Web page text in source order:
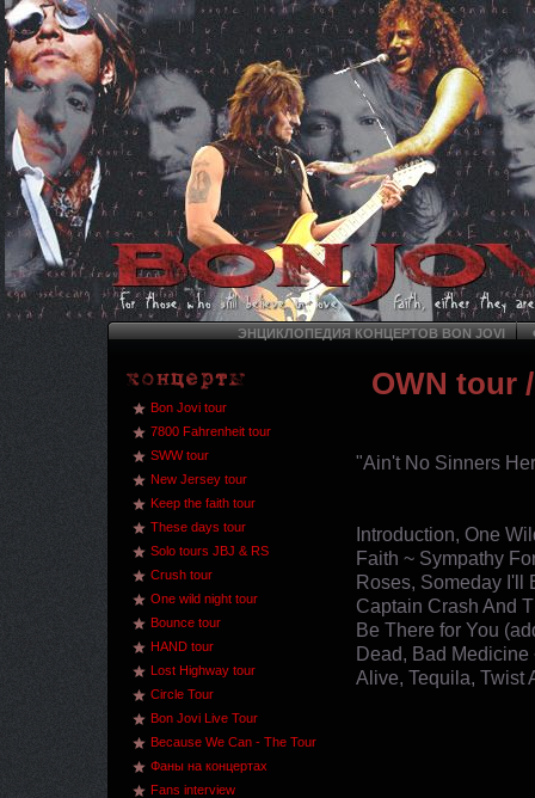
ЭНЦИКЛОПЕДИЯ КОНЦЕРТОВ BON JOVI
Bon Jovi tour
7800 Fahrenheit tour
SWW tour
New Jersey tour
Keep the faith tour
These days tour
Solo tours JBJ & RS
Crush tour
One wild night tour
Bounce tour
HAND tour
Lost Highway tour
Circle Tour
Bon Jovi Live Tour
Because We Can - The Tour
Фаны на концертах
Fans interview
OWN tour/
"Ain't No Sinners
Introduction, One
Faith ~ Sympathy
Roses, Someday I'll
Captain Crash And
Be There for You
Dead, Bad Medicine
Alive, Tequila, Twist